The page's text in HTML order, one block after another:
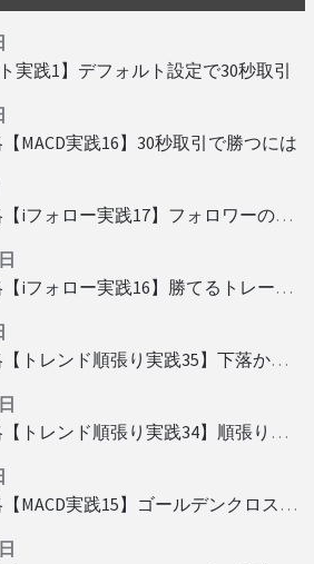
実践1】デフォルト設定で30秒取引
MACD実践16】30秒取引で勝つには
勝てるBO攻略【iフォロー実践17】フォロワーの少ない人をフォローする
勝てるBO攻略【iフォロー実践16】勝てるトレーダーを見抜く
勝てるBO攻略【トレンド順張り実践35】下落からの反発を見極める
勝てるBO攻略【トレンド順張り実践34】順張りに適した変動
勝てるBO攻略【MACD実践15】ゴールデンクロスで勝つ